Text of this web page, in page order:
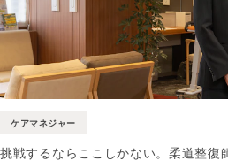
ケアマネジャー
挑戦するならここしかない。柔道整復